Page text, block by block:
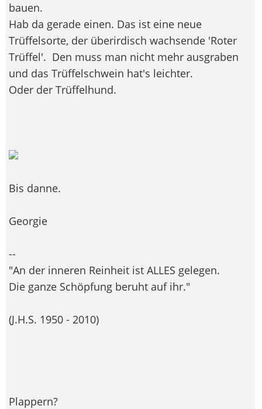
bauen.
Hab da gerade einen. Das ist eine neue
Trüffelsorte, der überirdisch wachsende 'Roter
Trüffel'. Den muss man nicht mehr ausgraben
und das Trüffelschwein hat's leichter.
Oder der Trüffelhund.
Bis danne.
Georgie
--
"An der inneren Reinheit ist ALLES gelegen.
Die ganze Schöpfung beruht auf ihr."
(J.H.S. 1950 - 2010)
Plappern?